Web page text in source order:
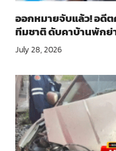
ออกหมายจับแล้ว! อดี
ทีมชาติ ดับคาบ้านพัก
July 28, 2026